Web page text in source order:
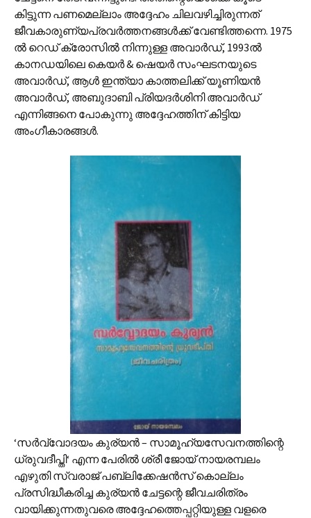
കിട്ടുന്ന പണമെല്ലാം അദ്ദേഹം ചിലവഴിച്ചിരുന്നത്
ജീവകാരുണ്യപ്രവർത്തനങ്ങൾക്ക് വേണ്ടിത്തന്നെ. 1975
ൽ റെഡ് ക്രോസിൽ നിന്നുള്ള അവാർഡ്, 1993ൽ
കാനഡയിലെ കെയർ & ഷെയർ സംഘടനയുടെ
അവാർഡ്, ആൾ ഇന്ത്യാ കാത്തലിക്ക് യൂണിയൻ
അവാർഡ്, അബുദാബി പ്രിയദർശിനി അവാർഡ്
എന്നിങ്ങനെ പോകുന്നു അദ്ദേഹത്തിന് കിട്ടിയ
അംഗീകാരങ്ങൾ.
‘സർവ്വോദയം കുര്യൻ – സാമൂഹ്യസേവനത്തിന്റെ
ധ്രുവദീപ്തി‘ എന്ന പേരിൽ ശ്രീ ജോയ് നായരമ്പലം
എഴുതി സ്വരാജ് പബ്ലിക്കേഷൻസ് കൊല്ലം
പ്രസിദ്ധീകരിച്ച കുര്യൻ ചേട്ടന്റെ ജീവചരിത്രം
വായിക്കുന്നതുവരെ അദ്ദേഹത്തെപ്പറ്റിയുള്ള വളരെ